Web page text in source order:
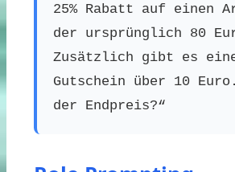
25% Rabatt auf einen
der ursprünglich 80
Zusätzlich gibt es
Gutschein über 10
der Endpreis?“